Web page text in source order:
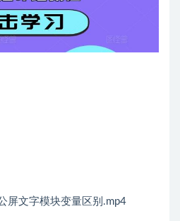
屏文字模块变量区别.mp4